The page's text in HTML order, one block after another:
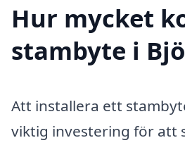
Hur mycket
stambyte i
Att installera ett
viktig investering för att